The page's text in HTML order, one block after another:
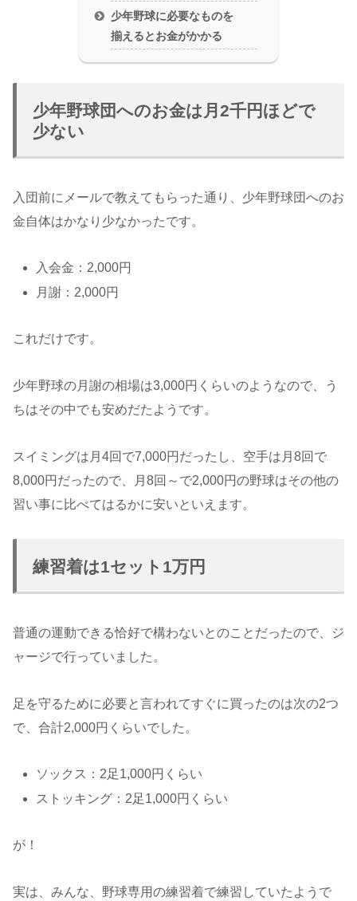
少年野球に必要なものを
揃えるとお金がかかる
少年野球団へのお金は月2千円ほどで
少ない
入団前にメールで教えてもらった通り、少年野球団へのお
金自体はかなり少なかったです。
入会金：2,000円
月謝：2,000円
これだけです。
少年野球の月謝の相場は3,000円くらいのようなので、う
ちはその中でも安めだたようです。
スイミングは月4回で7,000円だったし、空手は月8回で
8,000円だったので、月8回～で2,000円の野球はその他の
習い事に比べてはるかに安いといえます。
練習着は1セット1万円
普通の運動できる恰好で構わないとのことだったので、ジ
ャージで行っていました。
足を守るために必要と言われてすぐに買ったのは次の2つ
で、合計2,000円くらいでした。
ソックス：2足1,000円くらい
ストッキング：2足1,000円くらい
が！
実は、みんな、野球専用の練習着で練習していたようで